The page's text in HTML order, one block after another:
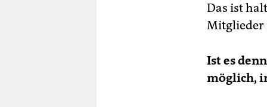
Das ist
Ist es
möglich,